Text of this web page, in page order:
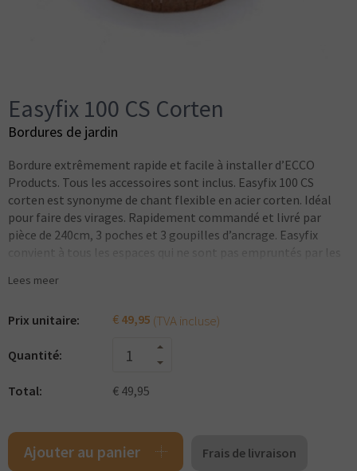
Easyfix 100 CS Corten
Bordures de jardin
Bordure extrêmement rapide et facile à installer d’ECCO
Products. Tous les accessoires sont inclus. Easyfix 100 CS
corten est synonyme de chant flexible en acier corten. Idéal
pour faire des virages. Rapidement commandé et livré par
pièce de 240cm, 3 poches et 3 goupilles d’ancrage. Easyfix
convient à tous les espaces qui ne sont pas empruntés par les
etc.
Lees meer
Prix unitaire: € 49,95 (TVA incluse)
Quantité:
Total: € 49,95
Ajouter au panier Frais de livraison